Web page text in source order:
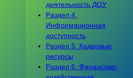
деятельность ДОУ
Раздел 4.
Информационная
доступность
Раздел 5. Кадровые
ресурсы
Раздел 6. Финансово-